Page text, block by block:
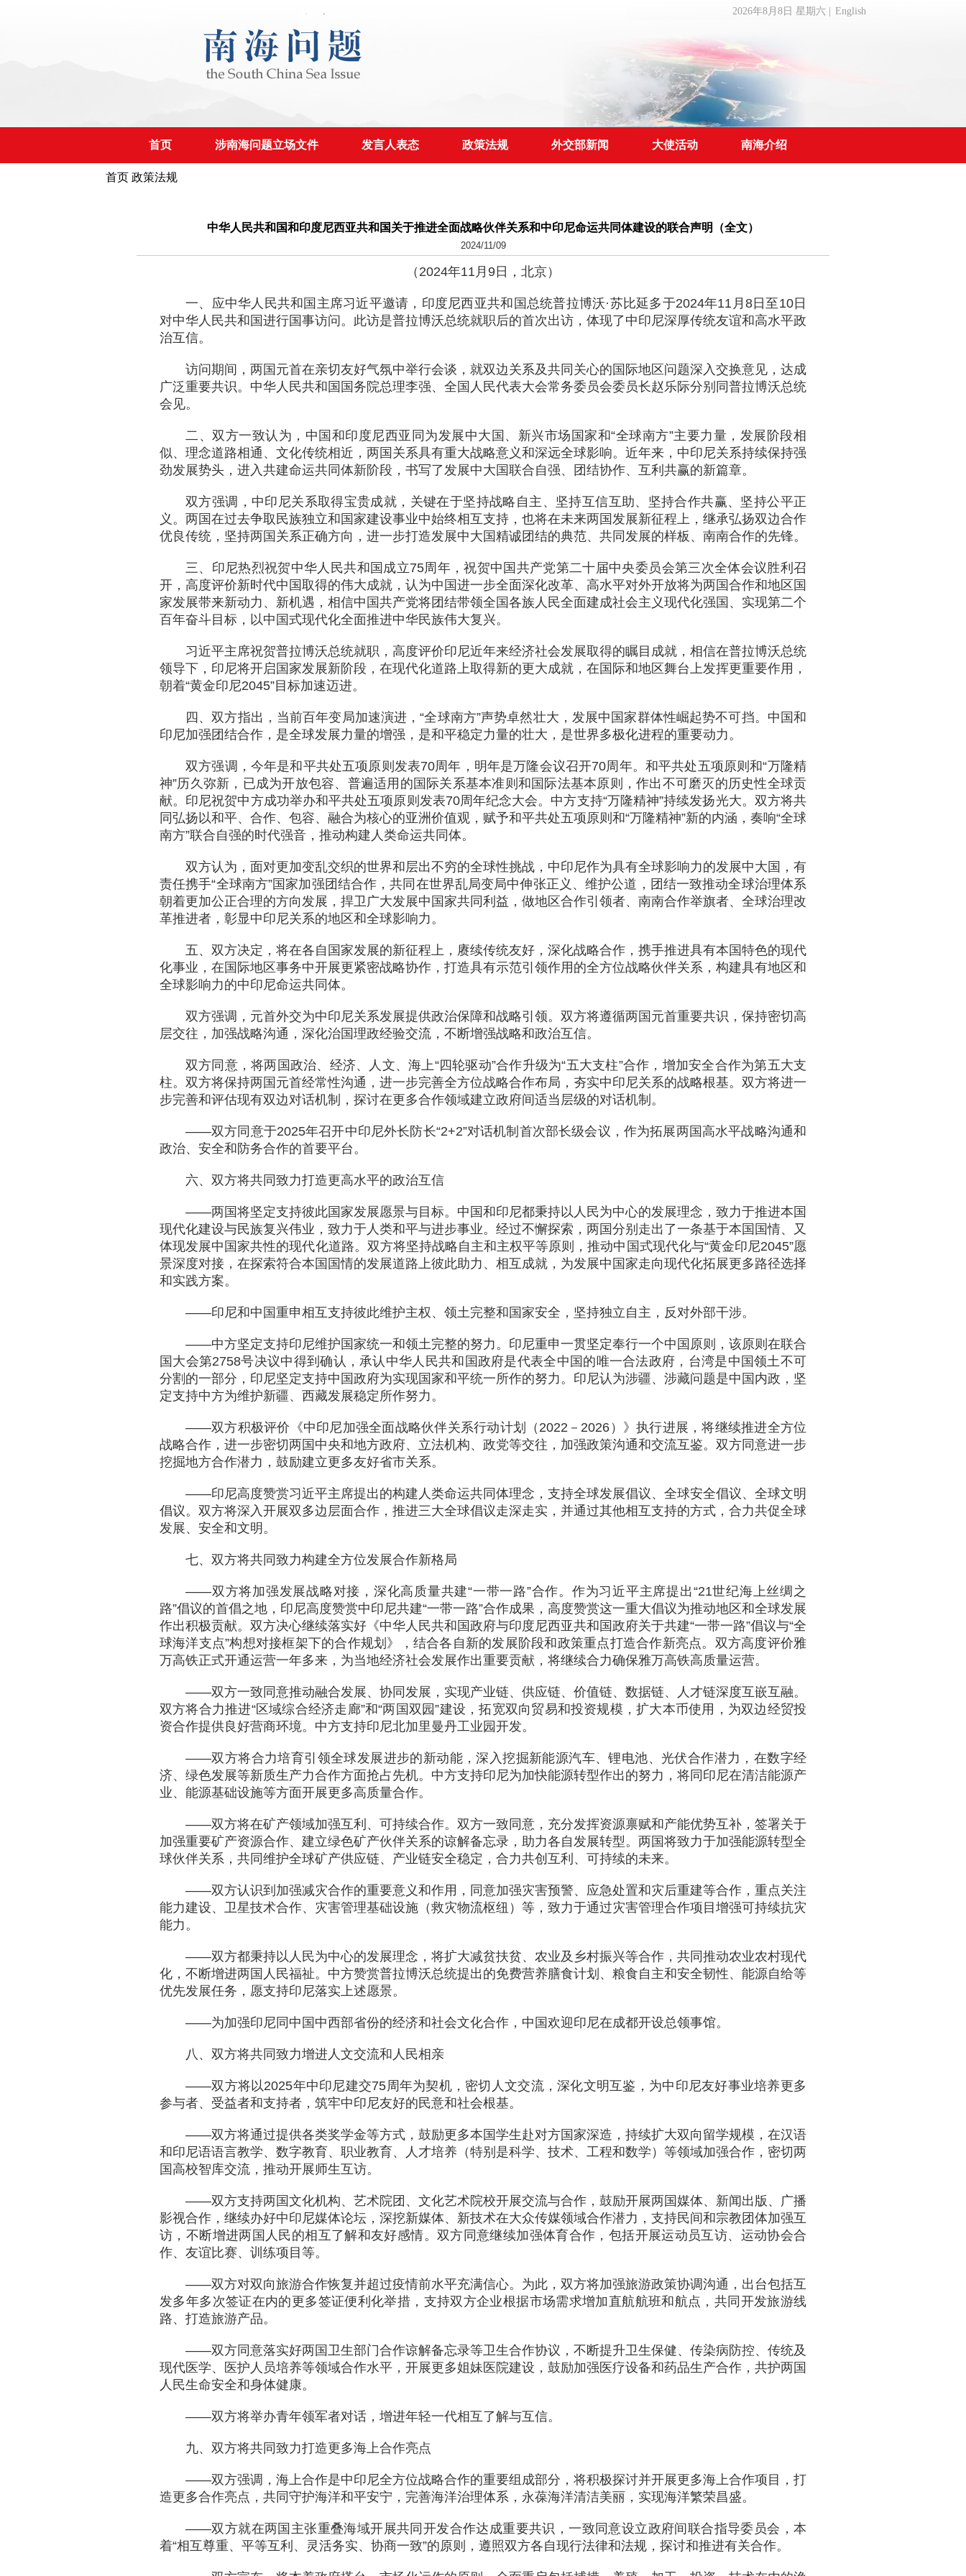
2026年8月8日 星期六 English
首页 涉南海问题立场文件 发言人表态 政策法规 外交部新闻 大使活动 南海介绍
首页 政策法规
中华人民共和国和印度尼西亚共和国关于推进全面战略伙伴关系和中印尼命运共同体建设的联合声明（全文）
2024/11/09
（2024年11月9日，北京）
一、应中华人民共和国主席习近平邀请，印度尼西亚共和国总统普拉博沃·苏比延多于2024年11月8日至10日
对中华人民共和国进行国事访问。此访是普拉博沃总统就职后的首次出访，体现了中印尼深厚传统友谊和高水平政
治互信。
访问期间，两国元首在亲切友好气氛中举行会谈，就双边关系及共同关心的国际地区问题深入交换意见，达成
广泛重要共识。中华人民共和国国务院总理李强、全国人民代表大会常务委员会委员长赵乐际分别同普拉博沃总统
会见。
二、双方一致认为，中国和印度尼西亚同为发展中大国、新兴市场国家和“全球南方”主要力量，发展阶段相
似、理念道路相通、文化传统相近，两国关系具有重大战略意义和深远全球影响。近年来，中印尼关系持续保持强
劲发展势头，进入共建命运共同体新阶段，书写了发展中大国联合自强、团结协作、互利共赢的新篇章。
双方强调，中印尼关系取得宝贵成就，关键在于坚持战略自主、坚持互信互助、坚持合作共赢、坚持公平正
义。两国在过去争取民族独立和国家建设事业中始终相互支持，也将在未来两国发展新征程上，继承弘扬双边合作
优良传统，坚持两国关系正确方向，进一步打造发展中大国精诚团结的典范、共同发展的样板、南南合作的先锋。
三、印尼热烈祝贺中华人民共和国成立75周年，祝贺中国共产党第二十届中央委员会第三次全体会议胜利召
开，高度评价新时代中国取得的伟大成就，认为中国进一步全面深化改革、高水平对外开放将为两国合作和地区国
家发展带来新动力、新机遇，相信中国共产党将团结带领全国各族人民全面建成社会主义现代化强国、实现第二个
百年奋斗目标，以中国式现代化全面推进中华民族伟大复兴。
习近平主席祝贺普拉博沃总统就职，高度评价印尼近年来经济社会发展取得的瞩目成就，相信在普拉博沃总统
领导下，印尼将开启国家发展新阶段，在现代化道路上取得新的更大成就，在国际和地区舞台上发挥更重要作用，
朝着“黄金印尼2045”目标加速迈进。
四、双方指出，当前百年变局加速演进，“全球南方”声势卓然壮大，发展中国家群体性崛起势不可挡。中国和
印尼加强团结合作，是全球发展力量的增强，是和平稳定力量的壮大，是世界多极化进程的重要动力。
双方强调，今年是和平共处五项原则发表70周年，明年是万隆会议召开70周年。和平共处五项原则和“万隆精
神”历久弥新，已成为开放包容、普遍适用的国际关系基本准则和国际法基本原则，作出不可磨灭的历史性全球贡
献。印尼祝贺中方成功举办和平共处五项原则发表70周年纪念大会。中方支持“万隆精神”持续发扬光大。双方将共
同弘扬以和平、合作、包容、融合为核心的亚洲价值观，赋予和平共处五项原则和“万隆精神”新的内涵，奏响“全球
南方”联合自强的时代强音，推动构建人类命运共同体。
双方认为，面对更加变乱交织的世界和层出不穷的全球性挑战，中印尼作为具有全球影响力的发展中大国，有
责任携手“全球南方”国家加强团结合作，共同在世界乱局变局中伸张正义、维护公道，团结一致推动全球治理体系
朝着更加公正合理的方向发展，捍卫广大发展中国家共同利益，做地区合作引领者、南南合作举旗者、全球治理改
革推进者，彰显中印尼关系的地区和全球影响力。
五、双方决定，将在各自国家发展的新征程上，赓续传统友好，深化战略合作，携手推进具有本国特色的现代
化事业，在国际地区事务中开展更紧密战略协作，打造具有示范引领作用的全方位战略伙伴关系，构建具有地区和
全球影响力的中印尼命运共同体。
双方强调，元首外交为中印尼关系发展提供政治保障和战略引领。双方将遵循两国元首重要共识，保持密切高
层交往，加强战略沟通，深化治国理政经验交流，不断增强战略和政治互信。
双方同意，将两国政治、经济、人文、海上“四轮驱动”合作升级为“五大支柱”合作，增加安全合作为第五大支
柱。双方将保持两国元首经常性沟通，进一步完善全方位战略合作布局，夯实中印尼关系的战略根基。双方将进一
步完善和评估现有双边对话机制，探讨在更多合作领域建立政府间适当层级的对话机制。
——双方同意于2025年召开中印尼外长防长“2+2”对话机制首次部长级会议，作为拓展两国高水平战略沟通和
政治、安全和防务合作的首要平台。
六、双方将共同致力打造更高水平的政治互信
——两国将坚定支持彼此国家发展愿景与目标。中国和印尼都秉持以人民为中心的发展理念，致力于推进本国
现代化建设与民族复兴伟业，致力于人类和平与进步事业。经过不懈探索，两国分别走出了一条基于本国国情、又
体现发展中国家共性的现代化道路。双方将坚持战略自主和主权平等原则，推动中国式现代化与“黄金印尼2045”愿
景深度对接，在探索符合本国国情的发展道路上彼此助力、相互成就，为发展中国家走向现代化拓展更多路径选择
和实践方案。
——印尼和中国重申相互支持彼此维护主权、领土完整和国家安全，坚持独立自主，反对外部干涉。
——中方坚定支持印尼维护国家统一和领土完整的努力。印尼重申一贯坚定奉行一个中国原则，该原则在联合
国大会第2758号决议中得到确认，承认中华人民共和国政府是代表全中国的唯一合法政府，台湾是中国领土不可
分割的一部分，印尼坚定支持中国政府为实现国家和平统一所作的努力。印尼认为涉疆、涉藏问题是中国内政，坚
定支持中方为维护新疆、西藏发展稳定所作努力。
——双方积极评价《中印尼加强全面战略伙伴关系行动计划（2022－2026）》执行进展，将继续推进全方位
战略合作，进一步密切两国中央和地方政府、立法机构、政党等交往，加强政策沟通和交流互鉴。双方同意进一步
挖掘地方合作潜力，鼓励建立更多友好省市关系。
——印尼高度赞赏习近平主席提出的构建人类命运共同体理念，支持全球发展倡议、全球安全倡议、全球文明
倡议。双方将深入开展双多边层面合作，推进三大全球倡议走深走实，并通过其他相互支持的方式，合力共促全球
发展、安全和文明。
七、双方将共同致力构建全方位发展合作新格局
——双方将加强发展战略对接，深化高质量共建“一带一路”合作。作为习近平主席提出“21世纪海上丝绸之
路”倡议的首倡之地，印尼高度赞赏中印尼共建“一带一路”合作成果，高度赞赏这一重大倡议为推动地区和全球发展
作出积极贡献。双方决心继续落实好《中华人民共和国政府与印度尼西亚共和国政府关于共建“一带一路”倡议与“全
球海洋支点”构想对接框架下的合作规划》，结合各自新的发展阶段和政策重点打造合作新亮点。双方高度评价雅
万高铁正式开通运营一年多来，为当地经济社会发展作出重要贡献，将继续合力确保雅万高铁高质量运营。
——双方一致同意推动融合发展、协同发展，实现产业链、供应链、价值链、数据链、人才链深度互嵌互融。
双方将合力推进“区域综合经济走廊”和“两国双园”建设，拓宽双向贸易和投资规模，扩大本币使用，为双边经贸投
资合作提供良好营商环境。中方支持印尼北加里曼丹工业园开发。
——双方将合力培育引领全球发展进步的新动能，深入挖掘新能源汽车、锂电池、光伏合作潜力，在数字经
济、绿色发展等新质生产力合作方面抢占先机。中方支持印尼为加快能源转型作出的努力，将同印尼在清洁能源产
业、能源基础设施等方面开展更多高质量合作。
——双方将在矿产领域加强互利、可持续合作。双方一致同意，充分发挥资源禀赋和产能优势互补，签署关于
加强重要矿产资源合作、建立绿色矿产伙伴关系的谅解备忘录，助力各自发展转型。两国将致力于加强能源转型全
球伙伴关系，共同维护全球矿产供应链、产业链安全稳定，合力共创互利、可持续的未来。
——双方认识到加强减灾合作的重要意义和作用，同意加强灾害预警、应急处置和灾后重建等合作，重点关注
能力建设、卫星技术合作、灾害管理基础设施（救灾物流枢纽）等，致力于通过灾害管理合作项目增强可持续抗灾
能力。
——双方都秉持以人民为中心的发展理念，将扩大减贫扶贫、农业及乡村振兴等合作，共同推动农业农村现代
化，不断增进两国人民福祉。中方赞赏普拉博沃总统提出的免费营养膳食计划、粮食自主和安全韧性、能源自给等
优先发展任务，愿支持印尼落实上述愿景。
——为加强印尼同中国中西部省份的经济和社会文化合作，中国欢迎印尼在成都开设总领事馆。
八、双方将共同致力增进人文交流和人民相亲
——双方将以2025年中印尼建交75周年为契机，密切人文交流，深化文明互鉴，为中印尼友好事业培养更多
参与者、受益者和支持者，筑牢中印尼友好的民意和社会根基。
——双方将通过提供各类奖学金等方式，鼓励更多本国学生赴对方国家深造，持续扩大双向留学规模，在汉语
和印尼语语言教学、数字教育、职业教育、人才培养（特别是科学、技术、工程和数学）等领域加强合作，密切两
国高校智库交流，推动开展师生互访。
——双方支持两国文化机构、艺术院团、文化艺术院校开展交流与合作，鼓励开展两国媒体、新闻出版、广播
影视合作，继续办好中印尼媒体论坛，深挖新媒体、新技术在大众传媒领域合作潜力，支持民间和宗教团体加强互
访，不断增进两国人民的相互了解和友好感情。双方同意继续加强体育合作，包括开展运动员互访、运动协会合
作、友谊比赛、训练项目等。
——双方对双向旅游合作恢复并超过疫情前水平充满信心。为此，双方将加强旅游政策协调沟通，出台包括互
发多年多次签证在内的更多签证便利化举措，支持双方企业根据市场需求增加直航航班和航点，共同开发旅游线
路、打造旅游产品。
——双方同意落实好两国卫生部门合作谅解备忘录等卫生合作协议，不断提升卫生保健、传染病防控、传统及
现代医学、医护人员培养等领域合作水平，开展更多姐妹医院建设，鼓励加强医疗设备和药品生产合作，共护两国
人民生命安全和身体健康。
——双方将举办青年领军者对话，增进年轻一代相互了解与互信。
九、双方将共同致力打造更多海上合作亮点
——双方强调，海上合作是中印尼全方位战略合作的重要组成部分，将积极探讨并开展更多海上合作项目，打
造更多合作亮点，共同守护海洋和平安宁，完善海洋治理体系，永葆海洋清洁美丽，实现海洋繁荣昌盛。
——双方就在两国主张重叠海域开展共同开发合作达成重要共识，一致同意设立政府间联合指导委员会，本
着“相互尊重、平等互利、灵活务实、协商一致”的原则，遵照双方各自现行法律和法规，探讨和推进有关合作。